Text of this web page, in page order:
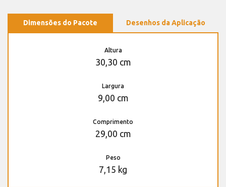
Dimensões do Pacote Desenhos da Aplicação
Altura
30,30 cm
Largura
9,00 cm
Comprimento
29,00 cm
Peso
7,15 kg